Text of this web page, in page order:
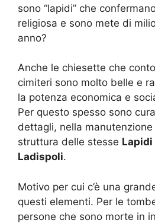
sono “lapidi” che
religiosa e sono mete di
anno?
Anche le chiesette che
cimiteri sono molto belle e
la potenza economica e
Per questo spesso sono
dettagli, nella
struttura delle stesse
Ladispoli.
Motivo per cui c’è una
questi elementi. Per le
persone che sono morte in